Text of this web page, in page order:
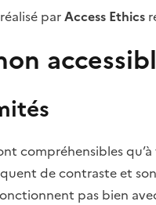
parAccess Ethics
compréhensibles
de contraste et
pas bien